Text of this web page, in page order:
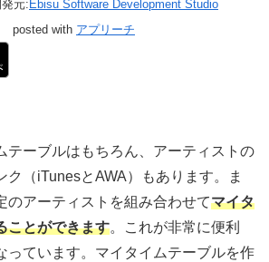
発元:Ebisu Software Development Studio
posted with アプリーチ
テーブルはもちろん、アーティストの
ク（iTunesとAWA）もあります。ま
のアーティストを組み合わせてマイタ
ことができます。これが非常に便利
っています。マイタイムテーブルを作